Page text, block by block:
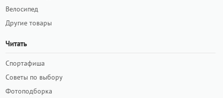
Велосипед
Другие товары
Читать
Спортафиша
Советы по выбору
Фотоподборка